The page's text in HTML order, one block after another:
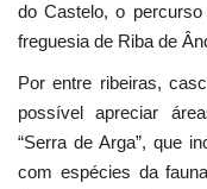
do Castelo, o
freguesia de Riba de
Por entre ribeiras,
possível apreciar
“Serra de Arga”, que
com espécies da